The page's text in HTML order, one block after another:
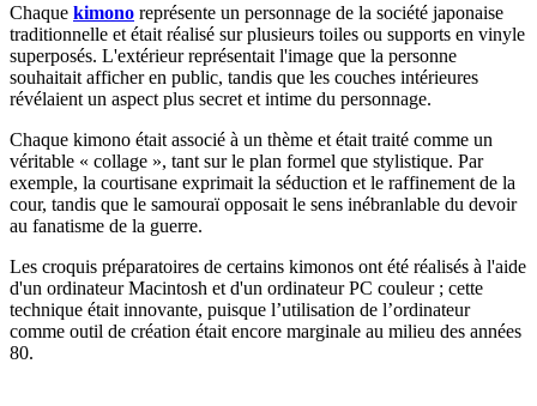
Chaque kimono représente un personnage de la société japonaise
traditionnelle et était réalisé sur plusieurs toiles ou supports en vinyle
superposés. L'extérieur représentait l'image que la personne
souhaitait afficher en public, tandis que les couches intérieures
révélaient un aspect plus secret et intime du personnage.
Chaque kimono était associé à un thème et était traité comme un
véritable « collage », tant sur le plan formel que stylistique. Par
exemple, la courtisane exprimait la séduction et le raffinement de la
cour, tandis que le samouraï opposait le sens inébranlable du devoir
au fanatisme de la guerre.
Les croquis préparatoires de certains kimonos ont été réalisés à l'aide
d'un ordinateur Macintosh et d'un ordinateur PC couleur ; cette
technique était innovante, puisque l’utilisation de l’ordinateur
comme outil de création était encore marginale au milieu des années
80.